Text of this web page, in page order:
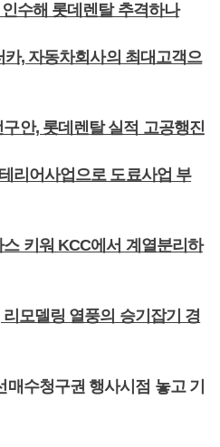
수해 롯데렌탈 추격하나
, 자동차회사의 최대고객으
안, 롯데렌탈 실적 고공행진
리어사업으로 도료사업 부
키워 KCC에서 계열분리하
모델링 열풍의 승기잡기 경
수청구권 행사시점 놓고 기